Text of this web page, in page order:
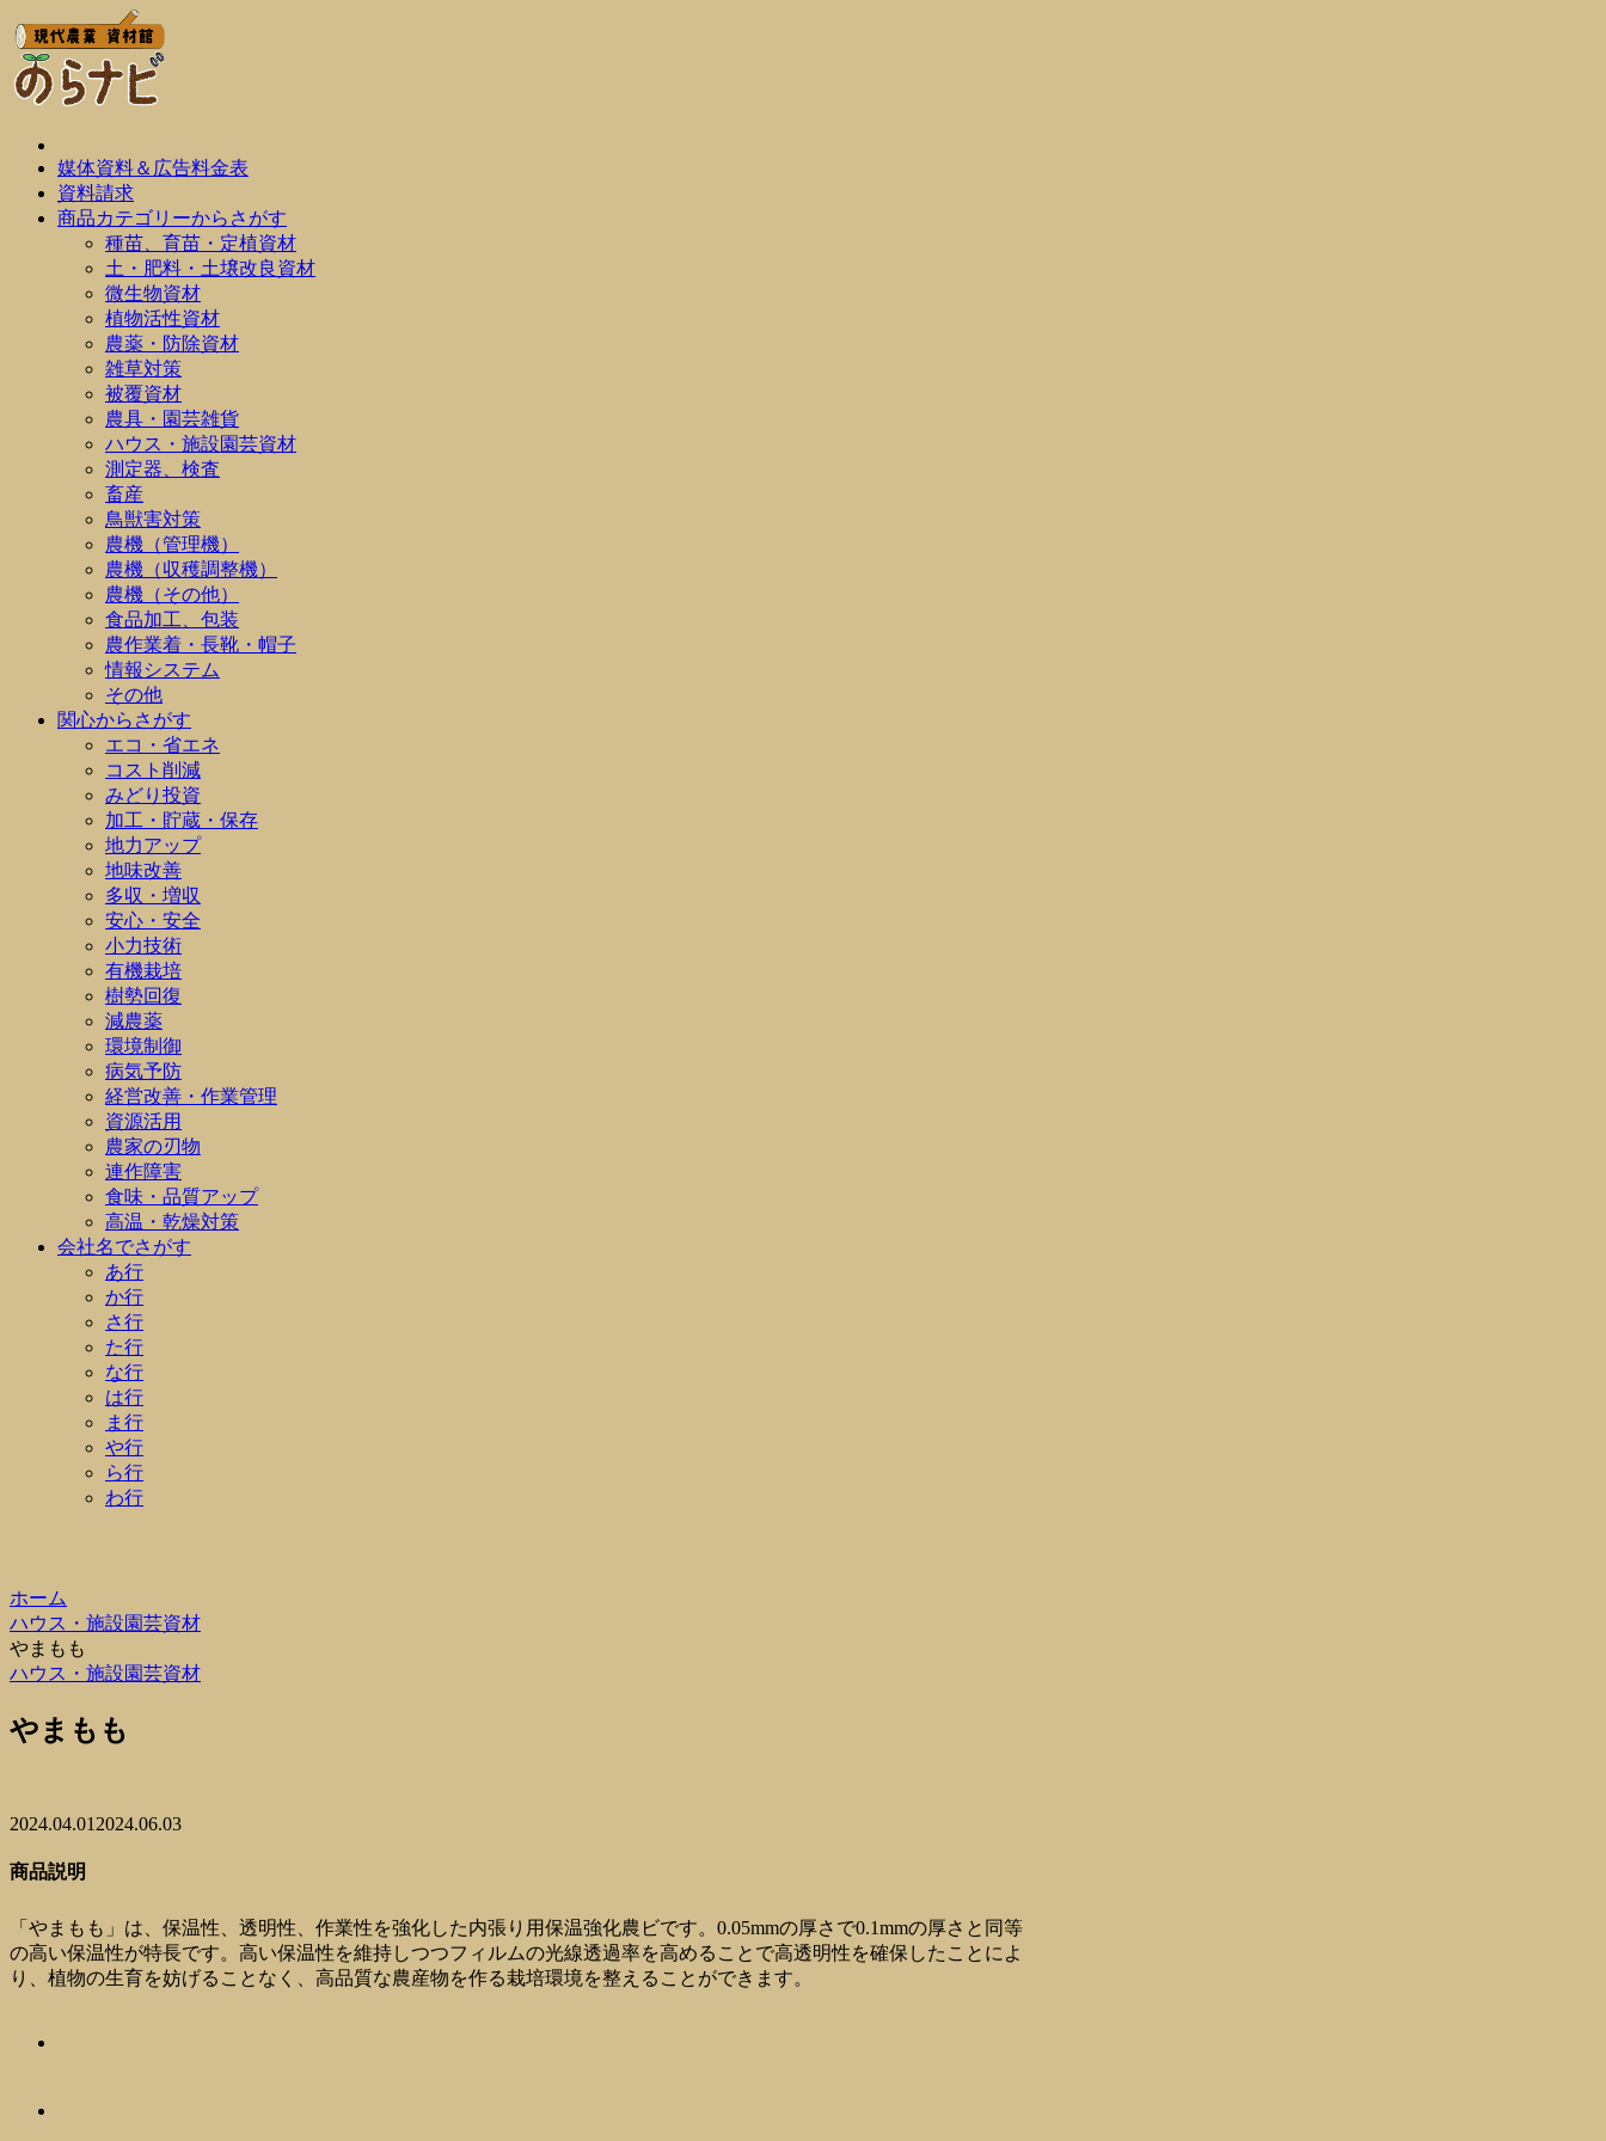
媒体資料＆広告料金表
資料請求
商品カテゴリーからさがす
種苗、育苗・定植資材
土・肥料・土壌改良資材
微生物資材
植物活性資材
農薬・防除資材
雑草対策
被覆資材
農具・園芸雑貨
ハウス・施設園芸資材
測定器、検査
畜産
鳥獣害対策
農機（管理機）
農機（収穫調整機）
農機（その他）
食品加工、包装
農作業着・長靴・帽子
情報システム
その他
関心からさがす
エコ・省エネ
コスト削減
みどり投資
加工・貯蔵・保存
地力アップ
地味改善
多収・増収
安心・安全
小力技術
有機栽培
樹勢回復
減農薬
環境制御
病気予防
経営改善・作業管理
資源活用
農家の刃物
連作障害
食味・品質アップ
高温・乾燥対策
会社名でさがす
あ行
か行
さ行
た行
な行
は行
ま行
や行
ら行
わ行
ホーム
ハウス・施設園芸資材
やまもも
ハウス・施設園芸資材
やまもも
2024.04.01 2024.06.03
商品説明
「やまもも」は、保温性、透明性、作業性を強化した内張り用保温強化農ビです。0.05mmの厚さで0.1mmの厚さと同等
の高い保温性が特長です。高い保温性を維持しつつフィルムの光線透過率を高めることで高透明性を確保したことによ
り、植物の生育を妨げることなく、高品質な農産物を作る栽培環境を整えることができます。